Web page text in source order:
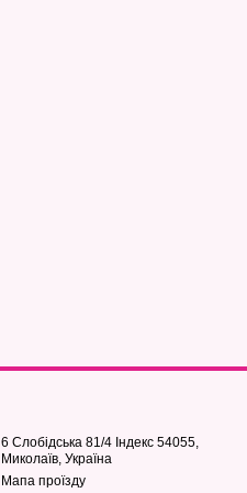
6 Слобідська 81/4 Індекс 54055,
Миколаїв, Україна
Мапа проїзду